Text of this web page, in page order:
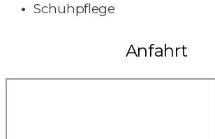
Schuhpflege
Anfahrt